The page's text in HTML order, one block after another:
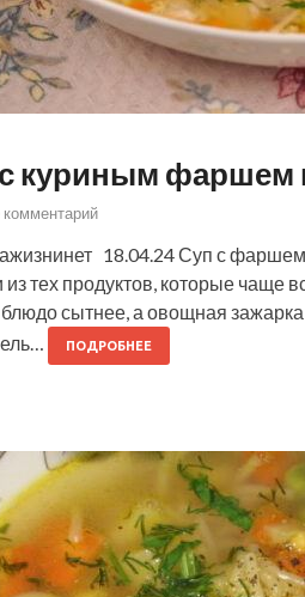
куриным
комментарий
18.04.24 Суп с
из тех продуктов, которые
сытнее, а овощная
ПОДРОБНЕЕ